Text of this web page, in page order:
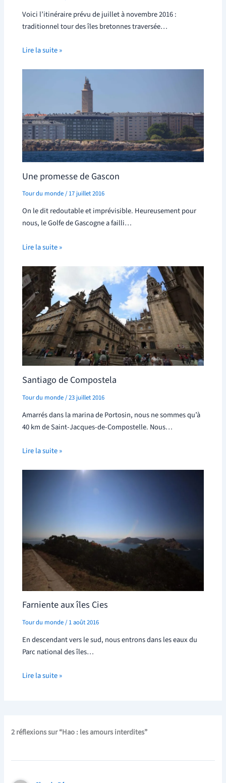
Voici l’itinéraire prévu de juillet à novembre 2016 :
traditionnel tour des îles bretonnes traversée…
Lire la suite »
Une promesse de Gascon
Tour du monde/17 juillet 2016
On le dit redoutable et imprévisible. Heureusement pour
nous, le Golfe de Gascogne a failli…
Lire la suite »
Santiago de Compostela
Tour du monde/23 juillet 2016
Amarrés dans la marina de Portosin, nous ne sommes qu’à
40 km de Saint-Jacques-de-Compostelle. Nous…
Lire la suite »
Farniente aux îles Cies
Tour du monde/1 août 2016
En descendant vers le sud, nous entrons dans les eaux du
Parc national des îles…
Lire la suite »
2 réflexions sur “Hao : les amours interdites”